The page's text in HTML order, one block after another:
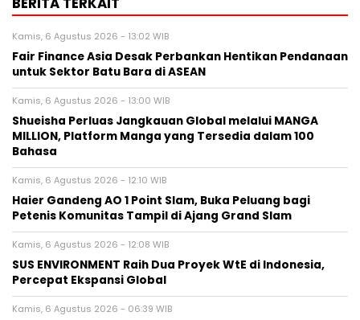
Kamis, 6 Agustus 2026 - 13:02 WIB
Fair Finance Asia Desak Perbankan Hentikan Pendanaan
untuk Sektor Batu Bara di ASEAN
Kamis, 6 Agustus 2026 - 13:00 WIB
Shueisha Perluas Jangkauan Global melalui MANGA
MILLION, Platform Manga yang Tersedia dalam 100
Bahasa
Kamis, 6 Agustus 2026 - 12:10 WIB
Haier Gandeng AO 1 Point Slam, Buka Peluang bagi
Petenis Komunitas Tampil di Ajang Grand Slam
Kamis, 6 Agustus 2026 - 12:08 WIB
SUS ENVIRONMENT Raih Dua Proyek WtE di Indonesia,
Percepat Ekspansi Global
Kamis, 6 Agustus 2026 - 06:39 WIB